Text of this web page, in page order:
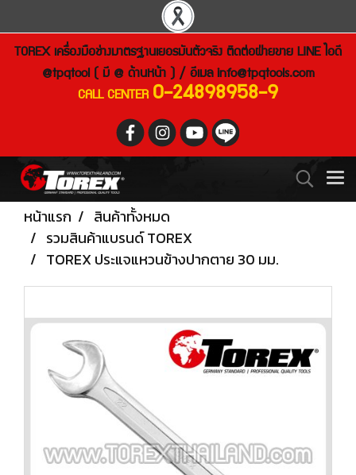
TOREX เครื่องมือช่างมาตรฐานเยอรมันตัวจริง ติดต่อฝ่ายขาย LINE ไอดี
@tpqtool ( มี @ ด้านหน้า ) / อีเมล info@tpqtools.com
CALL CENTER 0-24898958-9
หน้าแรก
สินค้าทั้งหมด
รวมสินค้าแบรนด์ TOREX
TOREX ประแจแหวนข้างปากตาย 30 มม.